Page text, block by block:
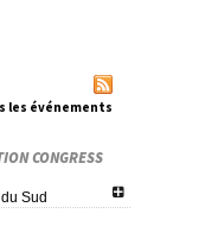
les événements
CONGRESS
Sud